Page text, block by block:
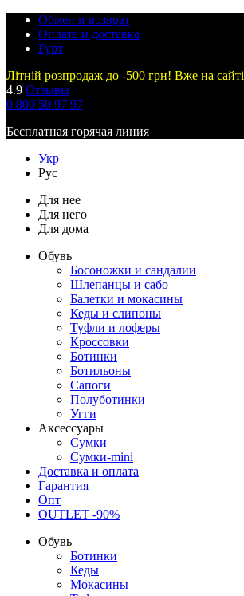
Обмен и возврат
Оплата и доставка
Гурт
Літній розпродаж до -500 грн! Вже на сайті
4.9 Отзывы
0 800 50 97 97
Бесплатная горячая линия
Укр
Рус
Для нее
Для него
Для дома
Обувь
Босоножки и сандалии
Шлепанцы и сабо
Балетки и мокасины
Кеды и слипоны
Туфли и лоферы
Кроссовки
Ботинки
Ботильоны
Сапоги
Полуботинки
Угги
Аксессуары
Сумки
Сумки-mini
Доставка и оплата
Гарантия
Опт
OUTLET -90%
Обувь
Ботинки
Кеды
Мокасины